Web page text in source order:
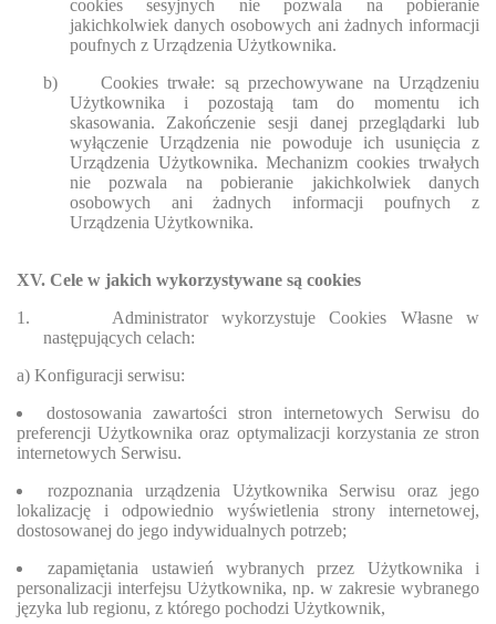
cookies sesyjnych nie pozwala na pobieranie
jakichkolwiek danych osobowych ani żadnych informacji
poufnych z Urządzenia Użytkownika.
b)
Cookies trwałe: są przechowywane na Urządzeniu
Użytkownika i pozostają tam do momentu ich
skasowania. Zakończenie sesji danej przeglądarki lub
wyłączenie Urządzenia nie powoduje ich usunięcia z
Urządzenia Użytkownika. Mechanizm cookies trwałych
nie pozwala na pobieranie jakichkolwiek danych
osobowych ani żadnych informacji poufnych z
Urządzenia Użytkownika.
XV. Cele w jakich wykorzystywane są cookies
1.
Administrator wykorzystuje Cookies Własne w
następujących celach:
a) Konfiguracji serwisu:
dostosowania zawartości stron internetowych Serwisu do
preferencji Użytkownika oraz optymalizacji korzystania ze stron
internetowych Serwisu.
rozpoznania urządzenia Użytkownika Serwisu oraz jego
lokalizację i odpowiednio wyświetlenia strony internetowej,
dostosowanej do jego indywidualnych potrzeb;
zapamiętania ustawień wybranych przez Użytkownika i
personalizacji interfejsu Użytkownika, np. w zakresie wybranego
języka lub regionu, z którego pochodzi Użytkownik,